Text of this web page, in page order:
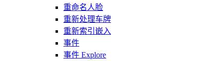
重命名人脸
重新处理车牌
重新索引嵌入
事件
事件 Explore